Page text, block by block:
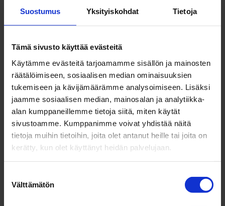
Suostumus Yksityiskohdat Tietoja
Tämä sivusto käyttää evästeitä
Käytämme evästeitä tarjoamamme sisällön ja mainosten
räätälöimiseen, sosiaalisen median ominaisuuksien
tukemiseen ja kävijämäärämme analysoimiseen. Lisäksi
jaamme sosiaalisen median, mainosalan ja analytiikka-
alan kumppaneillemme tietoja siitä, miten käytät
sivustoamme. Kumppanimme voivat yhdistää näitä
tietoja muihin tietoihin, joita olet antanut heille tai joita on
kerätty, kun olet käyttänyt heidän palvelujaan.
valinta
Välttämätön